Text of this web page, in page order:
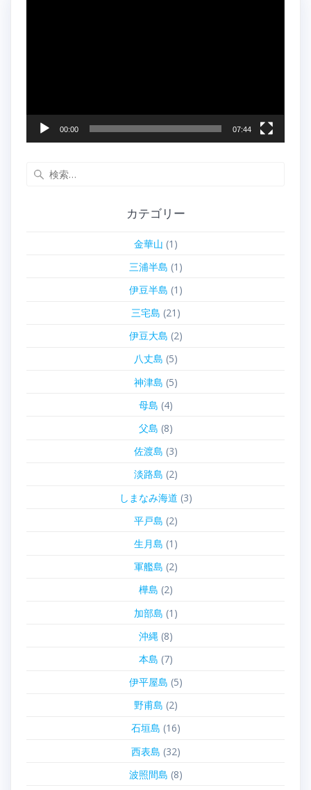
00:00 07:44
カテゴリー
金華山 (1)
三浦半島 (1)
伊豆半島 (1)
三宅島 (21)
伊豆大島 (2)
八丈島 (5)
神津島 (5)
母島 (4)
父島 (8)
佐渡島 (3)
淡路島 (2)
しまなみ海道 (3)
平戸島 (2)
生月島 (1)
軍艦島 (2)
樺島 (2)
加部島 (1)
沖縄 (8)
本島 (7)
伊平屋島 (5)
野甫島 (2)
石垣島 (16)
西表島 (32)
波照間島 (8)